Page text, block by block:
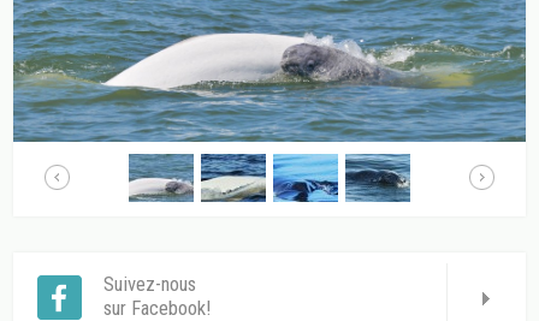
Suivez-nous
sur Facebook!